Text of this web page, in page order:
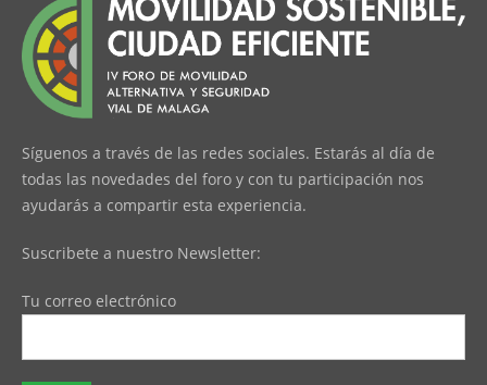
Síguenos a través de las redes sociales. Estarás al día de
todas las novedades del foro y con tu participación nos
ayudarás a compartir esta experiencia.
Suscribete a nuestro Newsletter:
Tu correo electrónico